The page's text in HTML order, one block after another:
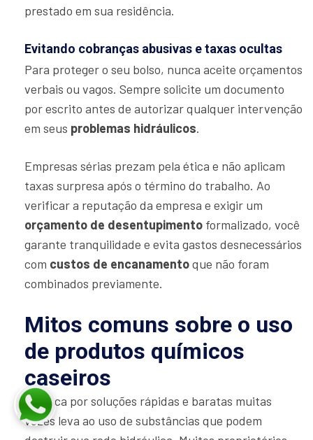
prestado em sua residência.
Evitando cobranças abusivas e taxas ocultas
Para proteger o seu bolso, nunca aceite orçamentos
verbais ou vagos. Sempre solicite um documento
por escrito antes de autorizar qualquer intervenção
em seus problemas hidráulicos.
Empresas sérias prezam pela ética e não aplicam
taxas surpresa após o término do trabalho. Ao
verificar a reputação da empresa e exigir um
orçamento de desentupimento formalizado, você
garante tranquilidade e evita gastos desnecessários
com custos de encanamentoque não foram
combinados previamente.
Mitos comuns sobre o uso
de produtos químicos
caseiros
A busca por soluções rápidas e baratas muitas
vezes leva ao uso de substâncias que podem